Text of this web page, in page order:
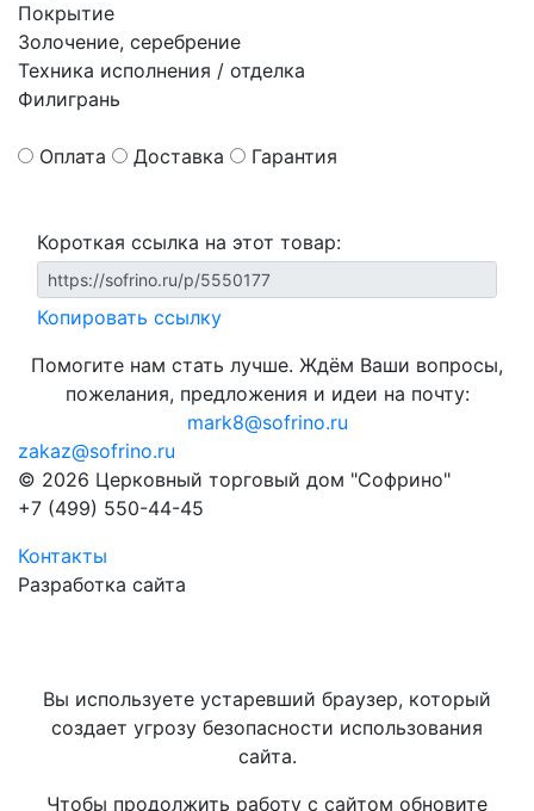
Покрытие
Золочение, серебрение
Техника исполнения / отделка
Филигрань
Оплата Доставка Гарантия
Короткая ссылка на этот товар:
Копировать ссылку
Помогите нам стать лучше. Ждём Ваши вопросы,
пожелания, предложения и идеи на почту:
mark8@sofrino.ru
zakaz@sofrino.ru
© 2026 Церковный торговый дом "Софрино"
+7 (499) 550-44-45
Контакты
Разработка сайта
Вы используете устаревший браузер, который
создает угрозу безопасности использования
сайта.
Чтобы продолжить работу с сайтом обновите